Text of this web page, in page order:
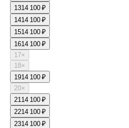
1314 100 ₽
1414 100 ₽
1514 100 ₽
1614 100 ₽
17×
18×
1914 100 ₽
20×
2114 100 ₽
2214 100 ₽
2314 100 ₽